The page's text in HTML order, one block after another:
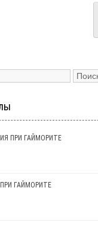
ПРИ ГАЙМОРИТЕ
ГАЙМОРИТЕ